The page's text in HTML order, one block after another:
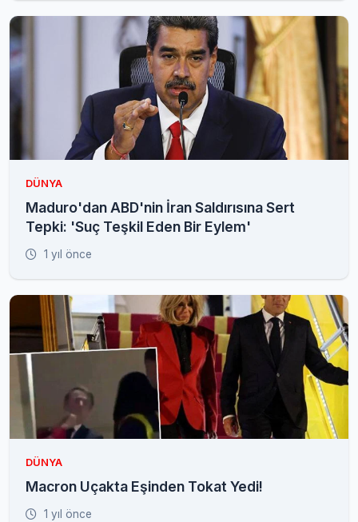
DÜNYA
Maduro'dan ABD'nin İran Saldırısına Sert
Tepki: 'Suç Teşkil Eden Bir Eylem'
1 yıl önce
DÜNYA
Macron Uçakta Eşinden Tokat Yedi!
1 yıl önce